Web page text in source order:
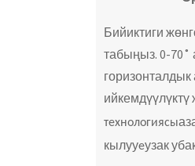
Бийиктиги
табыңыз. 0-
технологиясы
кылууeузак